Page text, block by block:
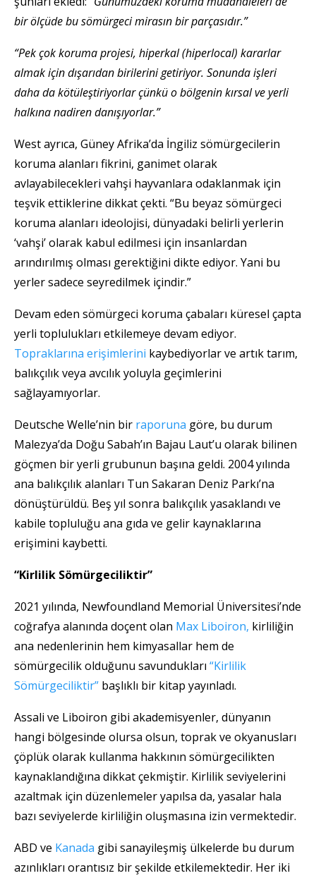
bir ölçüde bu sömürgeci mirasın bir parçasıdır.”
“Pek çok koruma projesi, hiperkal (hiperlocal) kararlar
almak için dışarıdan birilerini getiriyor. Sonunda işleri
daha da kötüleştiriyorlar çünkü o bölgenin kırsal ve yerli
halkına nadiren danışıyorlar.”
West ayrıca, Güney Afrika’da İngiliz sömürgecilerin
koruma alanları fikrini, ganimet olarak
avlayabilecekleri vahşi hayvanlara odaklanmak için
teşvik ettiklerine dikkat çekti. “Bu beyaz sömürgeci
koruma alanları ideolojisi, dünyadaki belirli yerlerin
‘vahşi’ olarak kabul edilmesi için insanlardan
arındırılmış olması gerektiğini dikte ediyor. Yani bu
yerler sadece seyredilmek içindir.”
Devam eden sömürgeci koruma çabaları küresel çapta
yerli toplulukları etkilemeye devam ediyor.
Topraklarına erişimlerini kaybediyorlar ve artık tarım,
balıkçılık veya avcılık yoluyla geçimlerini
sağlayamıyorlar.
Deutsche Welle’nin bir raporuna göre, bu durum
Malezya’da Doğu Sabah’ın Bajau Laut’u olarak bilinen
göçmen bir yerli grubunun başına geldi. 2004 yılında
ana balıkçılık alanları Tun Sakaran Deniz Parkı’na
dönüştürüldü. Beş yıl sonra balıkçılık yasaklandı ve
kabile topluluğu ana gıda ve gelir kaynaklarına
erişimini kaybetti.
“Kirlilik Sömürgeciliktir”
2021 yılında, Newfoundland Memorial Üniversitesi’nde
coğrafya alanında doçent olan Max Liboiron, kirliliğin
ana nedenlerinin hem kimyasallar hem de
sömürgecilik olduğunu savundukları “Kirlilik
Sömürgeciliktir” başlıklı bir kitap yayınladı.
Assali ve Liboiron gibi akademisyenler, dünyanın
hangi bölgesinde olursa olsun, toprak ve okyanusları
çöplük olarak kullanma hakkının sömürgecilikten
kaynaklandığına dikkat çekmiştir. Kirlilik seviyelerini
azaltmak için düzenlemeler yapılsa da, yasalar hala
bazı seviyelerde kirliliğin oluşmasına izin vermektedir.
ABD ve Kanada gibi sanayileşmiş ülkelerde bu durum
azınlıkları orantısız bir şekilde etkilemektedir. Her iki